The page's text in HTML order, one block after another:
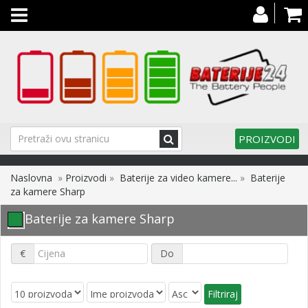
Toggle
navigation
PROIZVODI
Naslovna » Proizvodi » Baterije za video kamere... » Baterije
za kamere Sharp
Baterije za kamere Sharp
€ Do